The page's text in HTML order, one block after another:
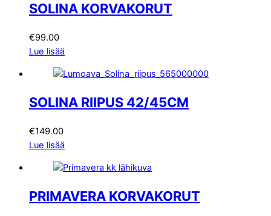
SOLINA KORVAKORUT
€99.00
Lue lisää
SOLINA RIIPUS 42/45CM
€149.00
Lue lisää
PRIMAVERA KORVAKORUT